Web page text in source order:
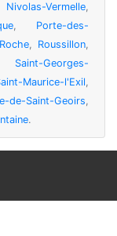
Nivolas-Vermelle,
, Porte-des-
Roche, Roussillon,
Saint-Georges-
Maurice-l'Exil,
de-Saint-Geoirs,
.